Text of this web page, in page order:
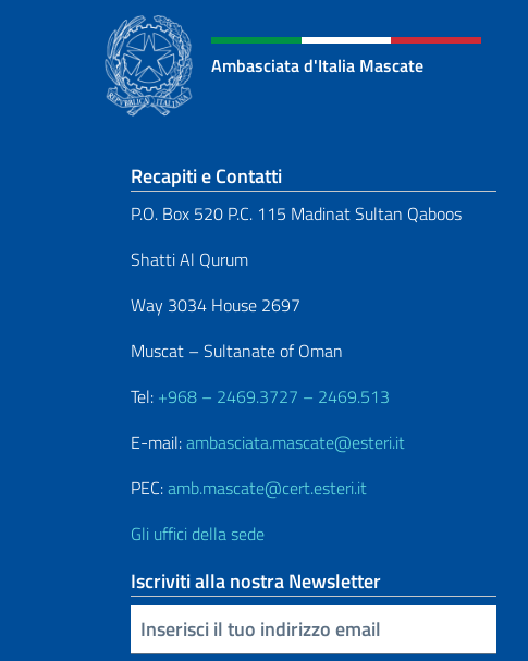
Ambasciata d'Italia Mascate
Sezione footer
Recapiti e Contatti
P.O. Box 520 P.C. 115 Madinat Sultan Qaboos
Shatti Al Qurum
Way 3034 House 2697
Muscat – Sultanate of Oman
Tel: +968 – 2469.3727 – 2469.513
E-mail:ambasciata.mascate@esteri.it
PEC:amb.mascate@cert.esteri.it
Gli uffici della sede
Iscriviti alla nostra Newsletter
Inserisci la tua email